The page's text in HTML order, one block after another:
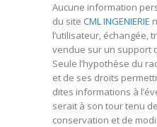
Aucune information
du site CML INGENIERIE
l’utilisateur, échangée,
vendue sur un support
Seule l’hypothèse du
et de ses droits
dites informations à
serait à son tour tenu
conservation et de